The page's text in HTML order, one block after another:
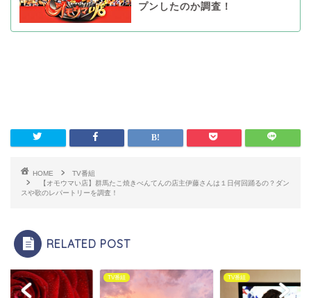
プンしたのか調査！
HOME
TV番組
【オモウマい店】群馬たこ焼きべんてんの店主伊藤さんは１日何回踊るの？ダン
スや歌のレパートリーを調査！
RELATED POST
TV番組 TV番組